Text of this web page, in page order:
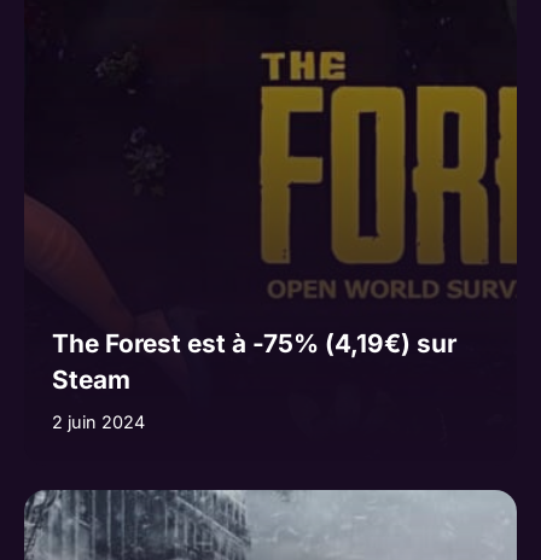
The Forest est à -75% (4,19€) sur
Steam
2 juin 2024